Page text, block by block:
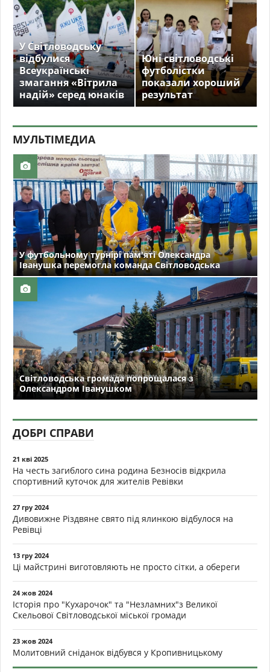
У Світловодську
відбулися
Всеукраїнські
змагання «Вітрила
надій» серед юнаків
Юні світловодські
футболістки
показали хороший
результат
МУЛЬТIМЕДИА
У футбольному турнірі пам'яті Олександра
Іванушка перемогла команда Світловодська
Світловодська громада попрощалася з
Олександром Іванушком
ДОБРІ СПРАВИ
21 кві 2025
На честь загиблого сина родина Безносів відкрила
спортивний куточок для жителів Ревівки
27 гру 2024
Дивовижне Різдвяне свято під ялинкою відбулося на
Ревівці
13 гру 2024
Ці майстрині виготовляють не просто сітки, а обереги
24 жов 2024
Історія про "Кухарочок" та "Незламних"з Великої
Скельової Світловодської міської громади
23 жов 2024
Молитовний сніданок відбувся у Кропивницькому